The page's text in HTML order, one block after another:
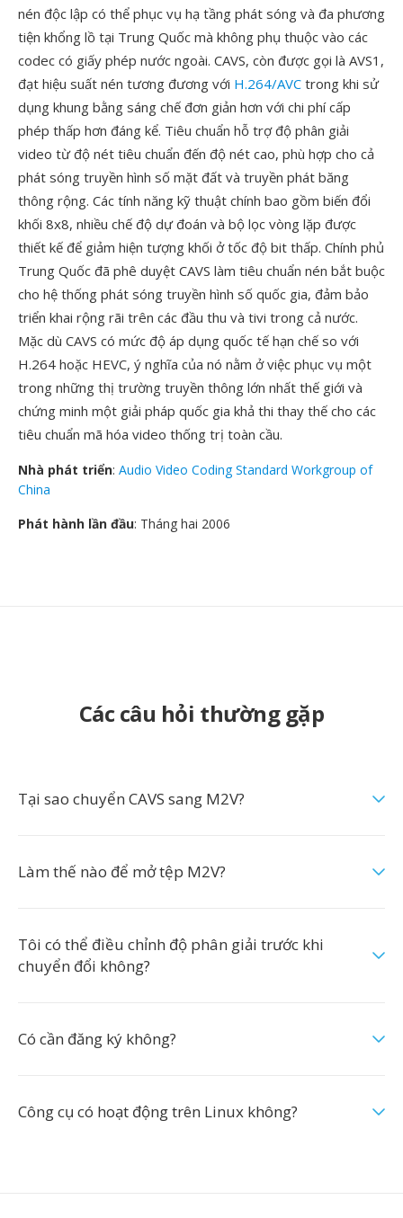
nén độc lập có thể phục vụ hạ tầng phát sóng và đa phương
tiện khổng lồ tại Trung Quốc mà không phụ thuộc vào các
codec có giấy phép nước ngoài. CAVS, còn được gọi là AVS1,
đạt hiệu suất nén tương đương với H.264/AVC trong khi sử
dụng khung bằng sáng chế đơn giản hơn với chi phí cấp
phép thấp hơn đáng kể. Tiêu chuẩn hỗ trợ độ phân giải
video từ độ nét tiêu chuẩn đến độ nét cao, phù hợp cho cả
phát sóng truyền hình số mặt đất và truyền phát băng
thông rộng. Các tính năng kỹ thuật chính bao gồm biến đổi
khối 8x8, nhiều chế độ dự đoán và bộ lọc vòng lặp được
thiết kế để giảm hiện tượng khối ở tốc độ bit thấp. Chính phủ
Trung Quốc đã phê duyệt CAVS làm tiêu chuẩn nén bắt buộc
cho hệ thống phát sóng truyền hình số quốc gia, đảm bảo
triển khai rộng rãi trên các đầu thu và tivi trong cả nước.
Mặc dù CAVS có mức độ áp dụng quốc tế hạn chế so với
H.264 hoặc HEVC, ý nghĩa của nó nằm ở việc phục vụ một
trong những thị trường truyền thông lớn nhất thế giới và
chứng minh một giải pháp quốc gia khả thi thay thế cho các
tiêu chuẩn mã hóa video thống trị toàn cầu.
Nhà phát triển: Audio Video Coding Standard Workgroup of
China
Phát hành lần đầu: Tháng hai 2006
Các câu hỏi thường gặp
Tại sao chuyển CAVS sang M2V?
Làm thế nào để mở tệp M2V?
Tôi có thể điều chỉnh độ phân giải trước khi
chuyển đổi không?
Có cần đăng ký không?
Công cụ có hoạt động trên Linux không?